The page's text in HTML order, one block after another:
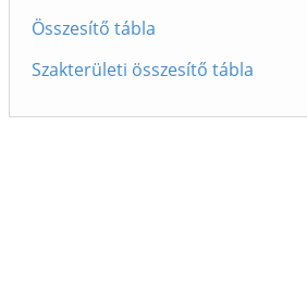
Összesítő tábla
Szakterületi összesítő tábla